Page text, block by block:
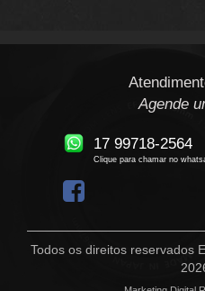
Agende
17 99718-2564
Clique para chamar no
Todos os direitos reservados